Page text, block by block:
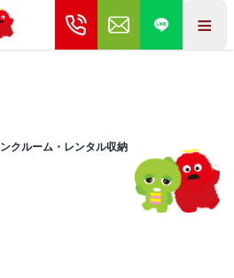
≡
クルーム・レンタル収納